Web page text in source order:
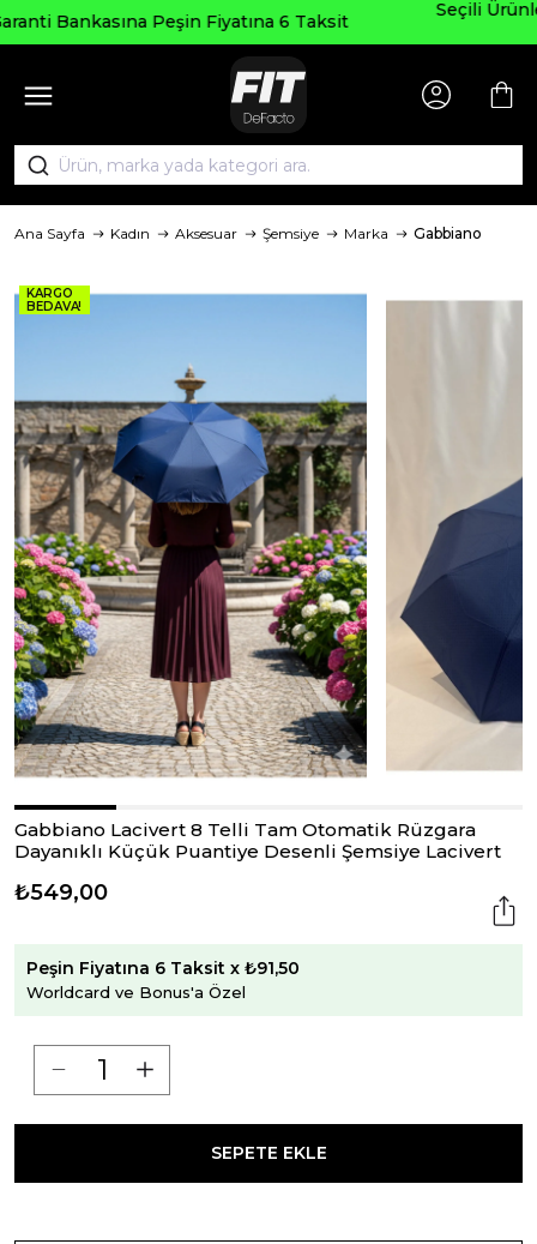
Seçili Ürünlerde ₺2000 Üzeri ₺200 İndirim
AGUSTOS200
Ana Sayfa Kadın Aksesuar Şemsiye Marka Gabbiano
KARGO
BEDAVA!
Gabbiano Lacivert 8 Telli Tam Otomatik Rüzgara
Dayanıklı Küçük Puantiye Desenli Şemsiye Lacivert
₺549,00
Peşin Fiyatına 6 Taksit x ₺91,50
Worldcard ve Bonus'a Özel
SEPETE EKLE